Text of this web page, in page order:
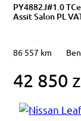
Dualjet
PY4882J#1.0
Assit Salon PL
86 557 km
42 850